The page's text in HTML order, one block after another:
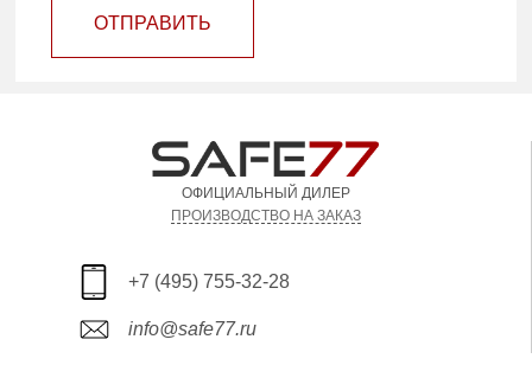
ОТПРАВИТЬ
ОФИЦИАЛЬНЫЙ ДИЛЕР
ПРОИЗВОДСТВО НА ЗАКАЗ
+7 (495) 755-32-28
info@safe77.ru